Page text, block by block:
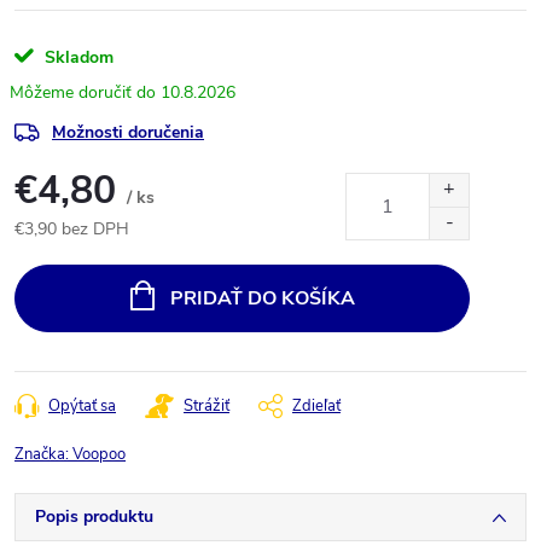
Skladom
10.8.2026
Možnosti doručenia
€4,80 / ks
€3,90 bez DPH
cena:
PRIDAŤ DO KOŠÍKA
Opýtať sa Strážiť Zdieľať
Značka:Voopoo
Popis produktu